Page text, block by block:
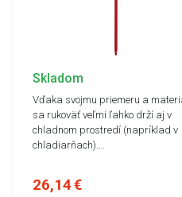
Skladom
Vďaka svojmu priemeru a
sa rukoväť veľmi ľahko drží aj v
chladnom prostredí (napríklad v
chladiarňach).…
26,14 €